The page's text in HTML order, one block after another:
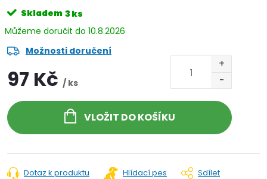
Skladem 3 ks
10.8.2026
Možnosti doručení
97 Kč / ks
VLOŽIT DO KOŠÍKU
Dotaz k produktu Hlídací pes Sdílet